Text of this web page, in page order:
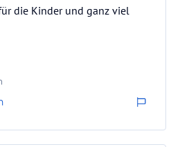
die Kinder und ganz viel